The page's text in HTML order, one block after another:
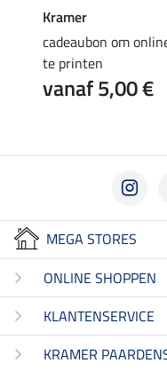
Kramer
cadeaubon om
te printen
vanaf 5,00 €
MEGA STORES
ONLINE SHOPPEN
KLANTENSERVICE
KRAMER